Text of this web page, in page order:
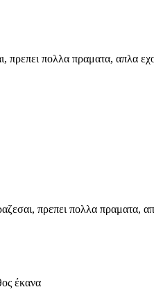
πρεπει πολλα πραματα, απλα
πρεπει πολλα πραματα,
έκανα